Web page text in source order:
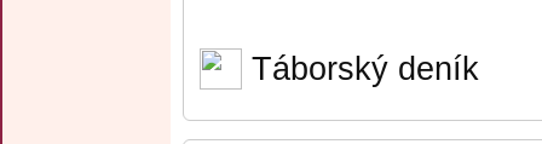
Táborský deník